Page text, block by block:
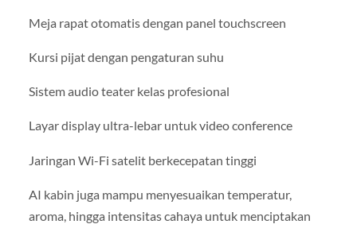
Meja rapat otomatis dengan panel touchscreen
Kursi pijat dengan pengaturan suhu
Sistem audio teater kelas profesional
Layar display ultra-lebar untuk video conference
Jaringan Wi-Fi satelit berkecepatan tinggi
AI kabin juga mampu menyesuaikan temperatur,
aroma, hingga intensitas cahaya untuk menciptakan